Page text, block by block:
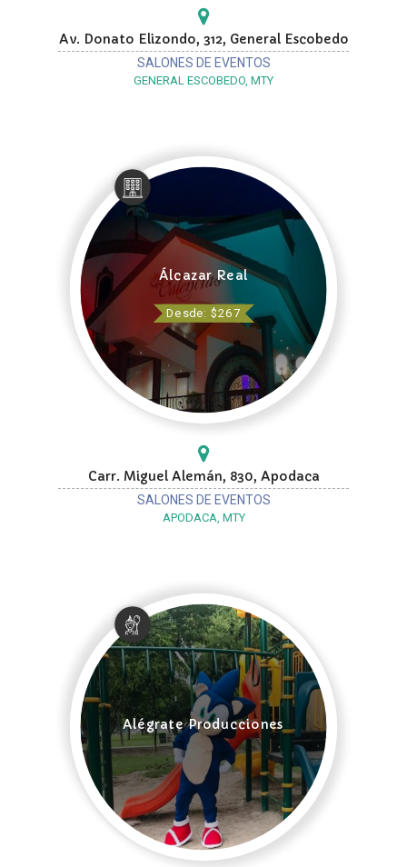
Av. Donato Elizondo, 312, General Escobedo
SALONES DE EVENTOS
GENERAL ESCOBEDO, MTY
Álcazar Real
Desde: $267
Carr. Miguel Alemán, 830, Apodaca
SALONES DE EVENTOS
APODACA, MTY
Alégrate Producciones